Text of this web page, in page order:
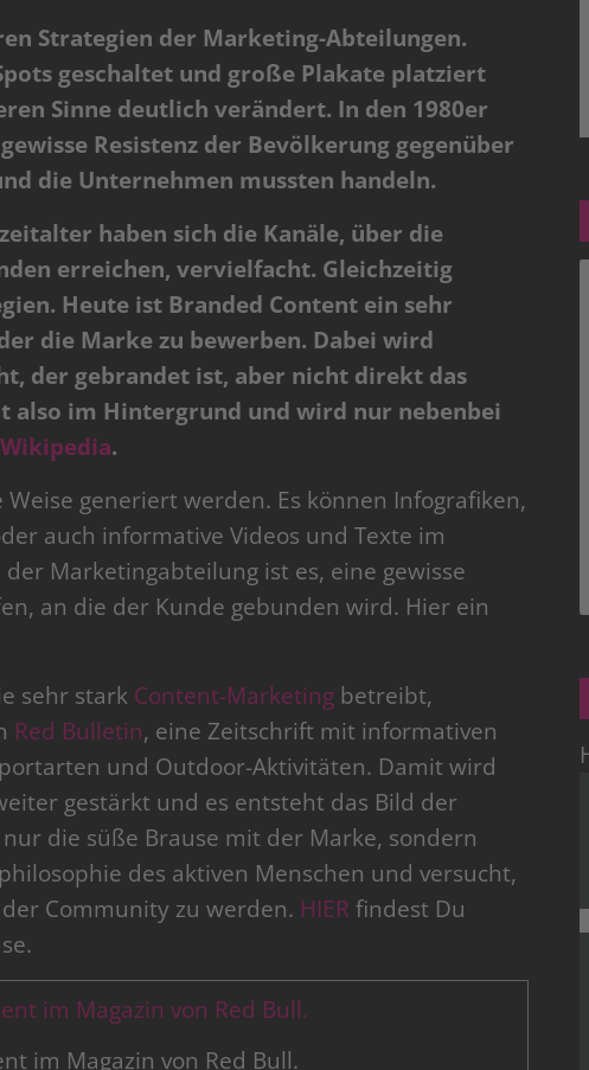
Strategien der Marketing-Abteilungen.
geschaltet und große Plakate platziert
Sinne deutlich verändert. In den 1980er
Resistenz der Bevölkerung gegenüber
die Unternehmen mussten handeln.
haben sich die Kanäle, über die
erreichen, vervielfacht. Gleichzeitig
Heute ist Branded Content ein sehr
die Marke zu bewerben. Dabei wird
der gebrandet ist, aber nicht direkt das
also im Hintergrund und wird nur nebenbei
.
generiert werden. Es können Infografiken,
auch informative Videos und Texte im
Marketingabteilung ist es, eine gewisse
an die der Kunde gebunden wird. Hier ein
sehr stark Content-Marketing betreibt,
Red Bulletin, eine Zeitschrift mit informativen
und Outdoor-Aktivitäten. Damit wird
gestärkt und es entsteht das Bild der
die süße Brause mit der Marke, sondern
des aktiven Menschen und versucht,
Community zu werden. HIER findest Du
im Magazin von Red Bull.